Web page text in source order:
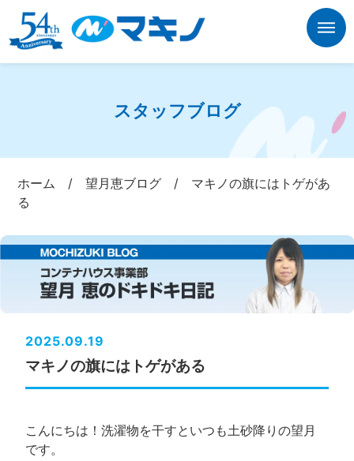
スタッフブログ
ホーム /望月恵ブログ / マキノの旗にはトゲがあ
る
2025.09.19
マキノの旗にはトゲがある
こんにちは！洗濯物を干すといつも土砂降りの望月
です。